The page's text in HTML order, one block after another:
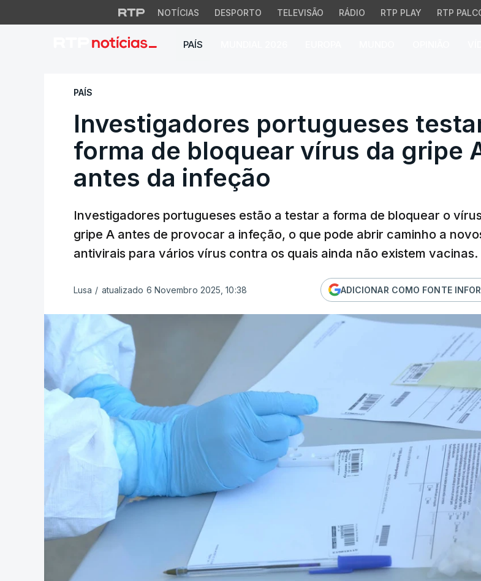
NOTÍCIAS DESPORTO TELEVISÃO RÁDIO RTP PLAY RTP
PAÍS
Investigadores portugueses
PAÍS
Investigadores portugueses
forma de bloquear vírus da gripe
antes da infeção
Investigadores portugueses estão a testar a forma de bloquear o
gripe A antes de provocar a infeção, o que pode abrir caminho a
antivirais para vários vírus contra os quais ainda não existem vacinas.
Lusa / atualizado 6 Novembro 2025, 10:38 ADICIONAR COMO FONTE